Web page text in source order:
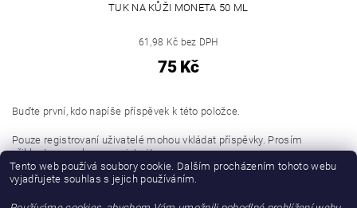
TUK NA KŮŽI MONETA 50 ML
61,98 Kč bez DPH
75 Kč
Buďte první, kdo napíše příspěvek k této položce.
Pouze registrovaní uživatelé mohou vkládat příspěvky. Prosím
přihlaste senebo seregistrujte.
Buďte první, kdo napíše příspěvek k této položce.
Tento web používá soubory cookie. Dalším procházením tohoto webu
vyjadřujete souhlas s jejich používáním.